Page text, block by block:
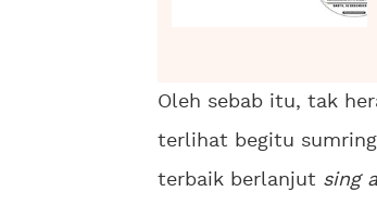
Oleh sebab itu, tak
terlihat begitu
terbaik berlanjut sing